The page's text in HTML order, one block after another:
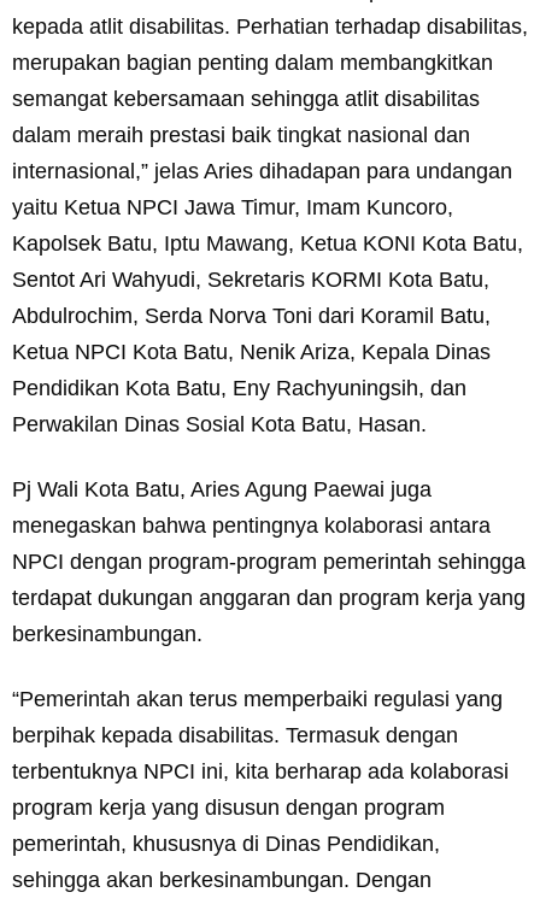
kepada atlit disabilitas. Perhatian terhadap disabilitas,
merupakan bagian penting dalam membangkitkan
semangat kebersamaan sehingga atlit disabilitas
dalam meraih prestasi baik tingkat nasional dan
internasional,” jelas Aries dihadapan para undangan
yaitu Ketua NPCI Jawa Timur, Imam Kuncoro,
Kapolsek Batu, Iptu Mawang, Ketua KONI Kota Batu,
Sentot Ari Wahyudi, Sekretaris KORMI Kota Batu,
Abdulrochim, Serda Norva Toni dari Koramil Batu,
Ketua NPCI Kota Batu, Nenik Ariza, Kepala Dinas
Pendidikan Kota Batu, Eny Rachyuningsih, dan
Perwakilan Dinas Sosial Kota Batu, Hasan.
Pj Wali Kota Batu, Aries Agung Paewai juga
menegaskan bahwa pentingnya kolaborasi antara
NPCI dengan program-program pemerintah sehingga
terdapat dukungan anggaran dan program kerja yang
berkesinambungan.
“Pemerintah akan terus memperbaiki regulasi yang
berpihak kepada disabilitas. Termasuk dengan
terbentuknya NPCI ini, kita berharap ada kolaborasi
program kerja yang disusun dengan program
pemerintah, khususnya di Dinas Pendidikan,
sehingga akan berkesinambungan. Dengan